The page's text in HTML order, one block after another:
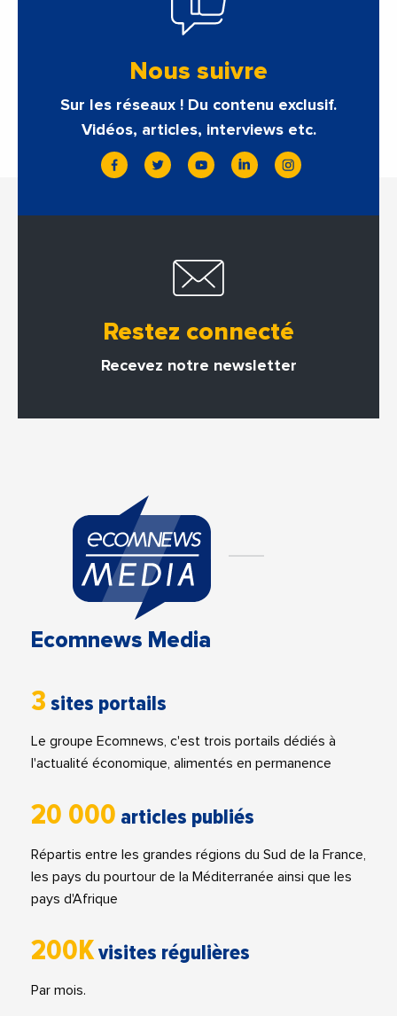
Nous suivre
Sur les réseaux ! Du contenu exclusif.
Vidéos, articles, interviews etc.
Restez connecté
Recevez notre newsletter
Ecomnews Media
3 sites portails
Le groupe Ecomnews, c'est trois portails dédiés à
l'actualité économique, alimentés en permanence
20 000 articles publiés
Répartis entre les grandes régions du Sud de la France,
les pays du pourtour de la Méditerranée ainsi que les
pays d'Afrique
200Kvisites régulières
Par mois.